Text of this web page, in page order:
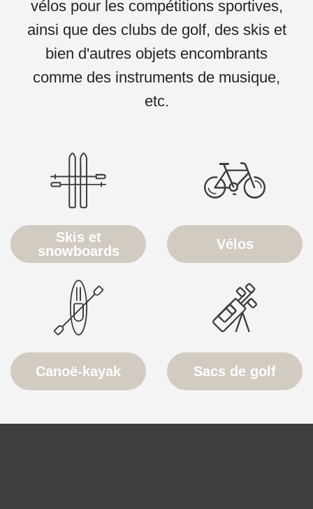
vélos pour les compétitions sportives,
ainsi que des clubs de golf, des skis et
bien d'autres objets encombrants
comme des instruments de musique,
etc.
Skis et
snowboards
Vélos
Canoë-kayak Sacs de golf